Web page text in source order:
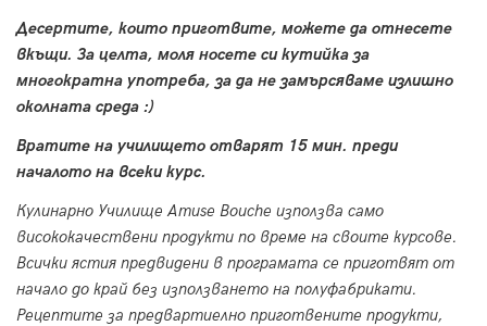
Десертите, които приготвите, можете да отнесете
вкъщи. За целта, моля носете си кутийка за
многократна употреба, за да не замърсяваме излишно
околната среда :)
Вратите на училището отварят 15 мин. преди
началото на всеки курс.
Кулинарно Училище Amuse Bouche използва само
висококачествени продукти по време на своите курсове.
Всички ястия предвидени в програмата се приготвят от
начало до край без използването на полуфабрикати.
Рецептите за предвартиелно приготвените продукти,